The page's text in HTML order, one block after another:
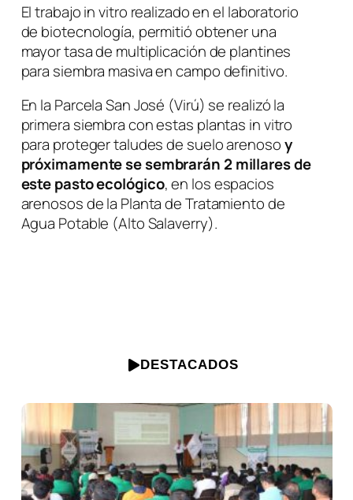
El trabajo in vitro realizado en el laboratorio
de biotecnología, permitió obtener una
mayor tasa de multiplicación de plantines
para siembra masiva en campo definitivo.
En la Parcela San José (Virú) se realizó la
primera siembra con estas plantas in vitro
para proteger taludes de suelo arenosoy
próximamente se sembrarán 2 millares de
este pasto ecológico, en los espacios
arenosos de la Planta de Tratamiento de
Agua Potable (Alto Salaverry).
DESTACADOS